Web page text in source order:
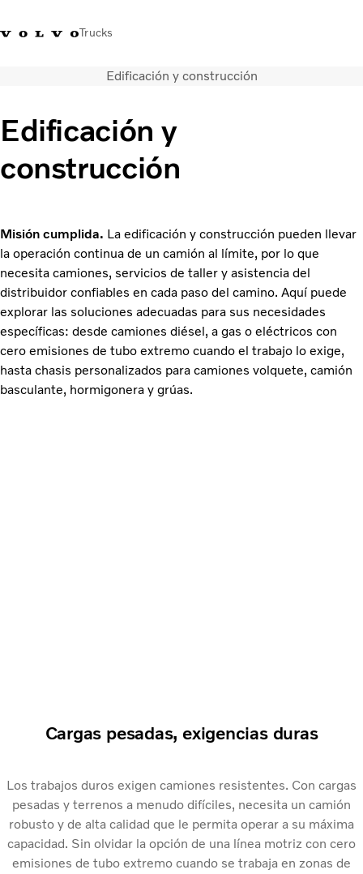
Trucks
Servicios
Noticias
Cada gota cuenta
Truck Builder
Edificación y construcción
Edificación y
construcción
Misión cumplida. La edificación y construcción pueden llevar
la operación continua de un camión al límite, por lo que
necesita camiones, servicios de taller y asistencia del
distribuidor confiables en cada paso del camino. Aquí puede
explorar las soluciones adecuadas para sus necesidades
específicas: desde camiones diésel, a gas o eléctricos con
cero emisiones de tubo extremo cuando el trabajo lo exige,
hasta chasis personalizados para camiones volquete, camión
basculante, hormigonera y grúas.
Cargas pesadas, exigencias duras
Los trabajos duros exigen camiones resistentes. Con cargas
pesadas y terrenos a menudo difíciles, necesita un camión
robusto y de alta calidad que le permita operar a su máxima
capacidad. Sin olvidar la opción de una línea motriz con cero
emisiones de tubo extremo cuando se trabaja en zonas de